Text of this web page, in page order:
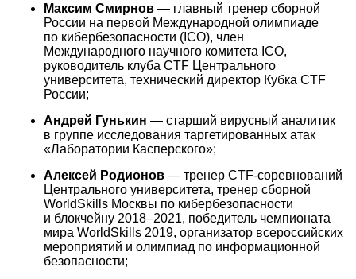
Максим Смирнов — главный тренер сборной
России на первой Международной олимпиаде
по кибербезопасности (ICO), член
Международного научного комитета ICO,
руководитель клуба СTF Центрального
университета, технический директор Кубка CTF
России;
Андрей Гунькин — старший вирусный аналитик
в группе исследования таргетированных атак
«Лаборатории Касперского»;
Алексей Родионов — тренер CTF-соревнований
Центрального университета, тренер сборной
WorldSkills Москвы по кибербезопасности
и блокчейну 2018–2021, победитель чемпионата
мира WorldSkills 2019, организатор всероссийских
мероприятий и олимпиад по информационной
безопасности;